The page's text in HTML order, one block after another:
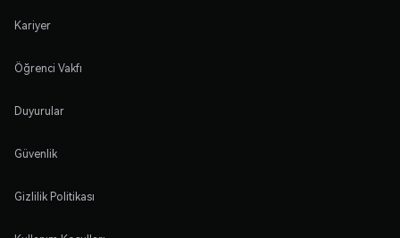
Kariyer
Öğrenci Vakfı
Duyurular
Güvenlik
Gizlilik Politikası